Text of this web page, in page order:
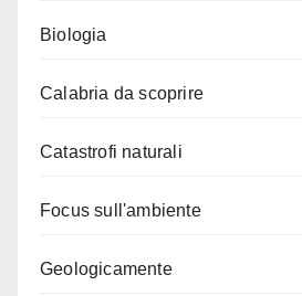
Biologia
Calabria da scoprire
Catastrofi naturali
Focus sull'ambiente
Geologicamente